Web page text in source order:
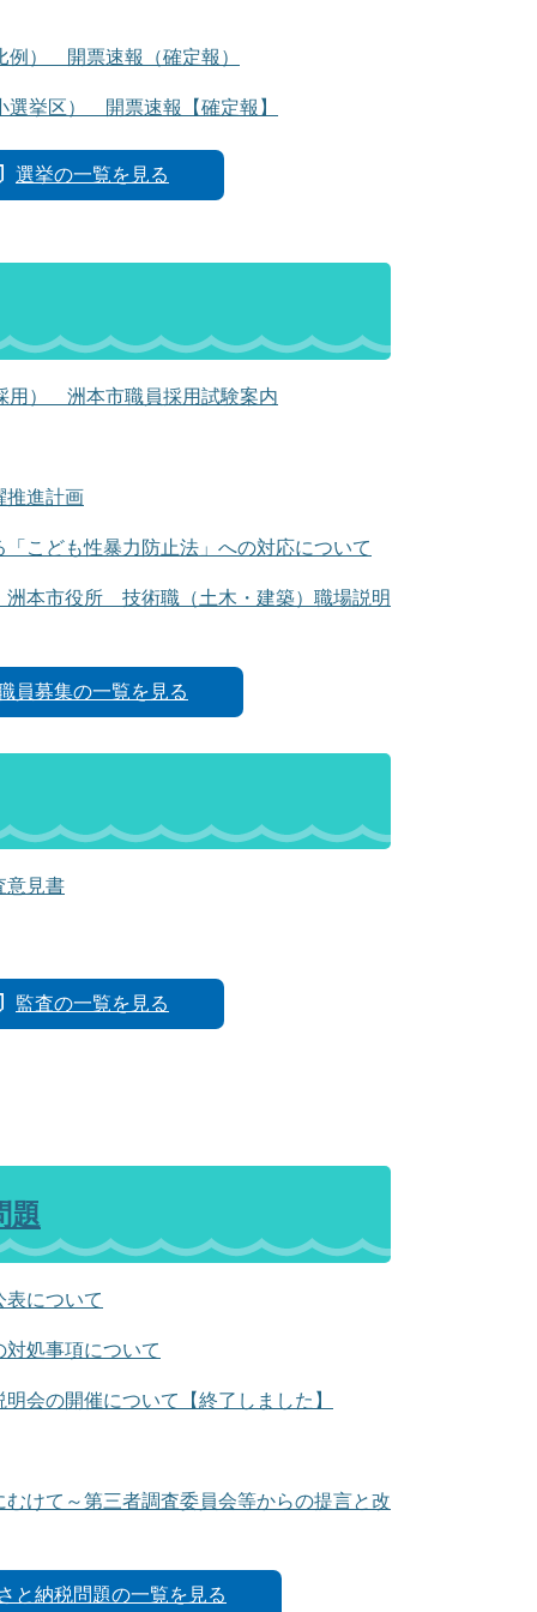
例） 開票速報（確定報）
選挙区） 開票速報【確定報】
選挙の一覧を見る
用） 洲本市職員採用試験案内
推進計画
こども性暴力防止法」への対応について
本市役所 技術職（土木・建築）職場説明
員募集の一覧を見る
意見書
監査の一覧を見る
題
表について
処事項について
会の開催について【終了しました】
けて～第三者調査委員会等からの提言と改
と納税問題の一覧を見る